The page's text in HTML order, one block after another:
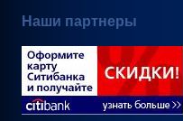
Наши партнеры